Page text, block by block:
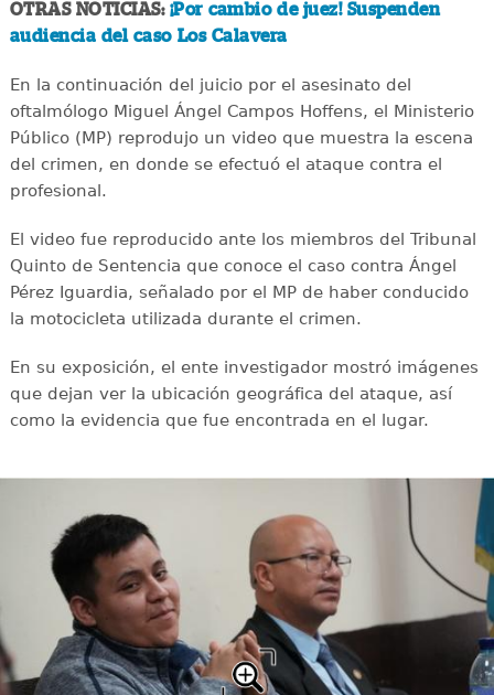
OTRAS NOTICIAS: ¡Por cambio de juez! Suspenden
audiencia del caso Los Calavera
En la continuación del juicio por el asesinato del
oftalmólogo Miguel Ángel Campos Hoffens, el Ministerio
Público (MP) reprodujo un video que muestra la escena
del crimen, en donde se efectuó el ataque contra el
profesional.
El video fue reproducido ante los miembros del Tribunal
Quinto de Sentencia que conoce el caso contra Ángel
Pérez Iguardia, señalado por el MP de haber conducido
la motocicleta utilizada durante el crimen.
En su exposición, el ente investigador mostró imágenes
que dejan ver la ubicación geográfica del ataque, así
como la evidencia que fue encontrada en el lugar.